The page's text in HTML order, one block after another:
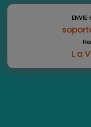
L a